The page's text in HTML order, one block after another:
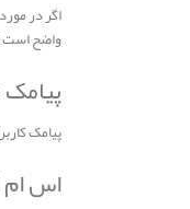
اگر در
واضح است
پیامک
اس